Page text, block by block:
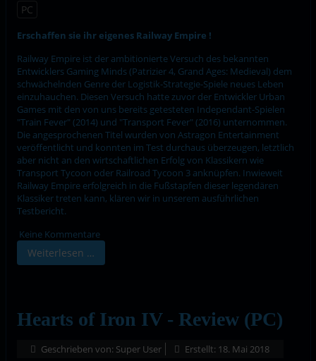
PC
Erschaffen sie ihr eigenes Railway Empire !
Railway Empire ist der ambitionierte Versuch des bekannten
Entwicklers Gaming Minds (Patrizier 4, Grand Ages: Medieval) dem
schwächelnden Genre der Logistik-Strategie-Spiele neues Leben
einzuhauchen. Diesen Versuch hatte zuvor der Entwickler Urban
Games mit den von uns bereits getesteten Independant-Spielen
"Train Fever" (2014) und "Transport Fever" (2016) unternommen.
Die angesprochenen Titel wurden von Astragon Entertainment
veröffentlicht und konnten im Test durchaus überzeugen, letztlich
aber nicht an den wirtschaftlichen Erfolg von Klassikern wie
Transport Tycoon oder Railroad Tycoon 3 anknüpfen. Inwieweit
Railway Empire erfolgreich in die Fußstapfen dieser legendären
Klassiker treten kann, klären wir in unserem ausführlichen
Testbericht.
Keine Kommentare
Weiterlesen …
Hearts of Iron IV - Review (PC)
Geschrieben von: Super User Erstellt: 18. Mai 2018